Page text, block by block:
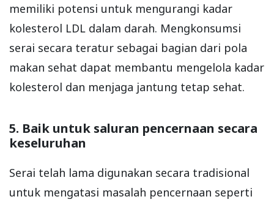
memiliki potensi untuk mengurangi kadar
kolesterol LDL dalam darah. Mengkonsumsi
serai secara teratur sebagai bagian dari pola
makan sehat dapat membantu mengelola kadar
kolesterol dan menjaga jantung tetap sehat.
5. Baik untuk saluran pencernaan secara
keseluruhan
Serai telah lama digunakan secara tradisional
untuk mengatasi masalah pencernaan seperti